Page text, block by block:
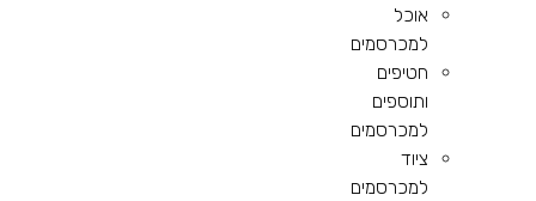
אוכל
למכרסמים
חטיפים
ותוספים
למכרסמים
ציוד
למכרסמים